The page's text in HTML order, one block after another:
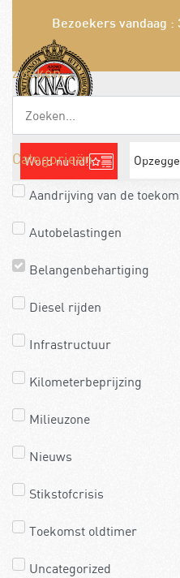
Bezoekers vandaag :
Word nu lid!
Zoeken...
Categorieën
Aandrijving van de
Autobelastingen
Belangenbehartiging
Diesel rijden
Infrastructuur
Kilometerbeprijzing
Milieuzone
Nieuws
Stikstofcrisis
Toekomst oldtimer
Uncategorized